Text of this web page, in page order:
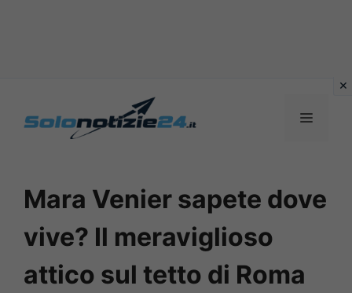
MENU
Mara Venier sapete dove
vive? Il meraviglioso
attico sul tetto di Roma